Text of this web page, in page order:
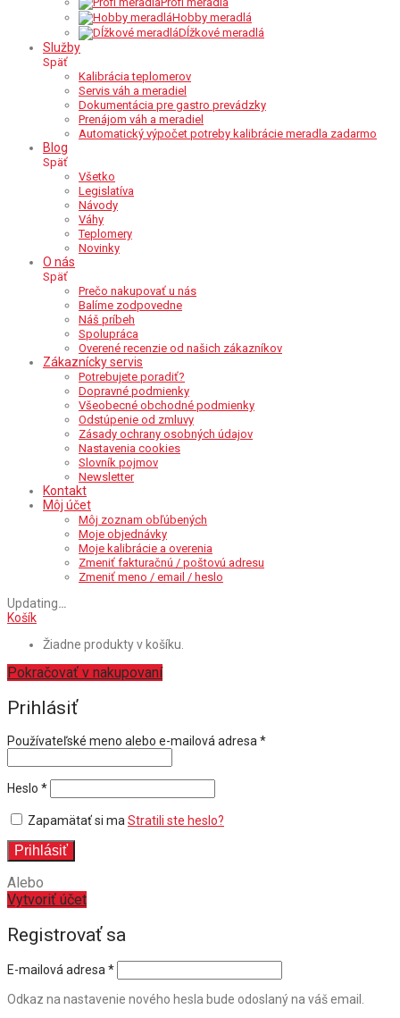
Hobby meradlá
Dĺžkové meradlá
Služby
Späť
Kalibrácia teplomerov
Servis váh a meradiel
Dokumentácia pre gastro prevádzky
Prenájom váh a meradiel
Automatický výpočet potreby kalibrácie meradla zadarmo
Blog
Späť
Všetko
Legislatíva
Návody
Váhy
Teplomery
Novinky
O nás
Späť
Prečo nakupovať u nás
Balíme zodpovedne
Náš príbeh
Spolupráca
Overené recenzie od našich zákazníkov
Zákaznícky servis
Potrebujete poradiť?
Dopravné podmienky
Všeobecné obchodné podmienky
Odstúpenie od zmluvy
Zásady ochrany osobných údajov
Nastavenia cookies
Slovník pojmov
Newsletter
Kontakt
Môj účet
Môj zoznam obľúbených
Moje objednávky
Moje kalibrácie a overenia
Zmeniť fakturačnú / poštovú adresu
Zmeniť meno / email / heslo
Updating…
Košík
Žiadne produkty v košíku.
Pokračovať v nakupovaní
Prihlásiť
Používateľské meno alebo e-mailová adresa *Povinné
Heslo *Povinné
Zapamätať si ma Stratili ste heslo?
Prihlásiť
Alebo
Vytvoriť účet
Registrovať sa
E-mailová adresa *
Odkaz na nastavenie nového hesla bude odoslaný na váš email.